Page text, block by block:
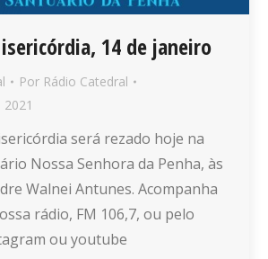
14 de janeiro
Por Rádio Catedral
será rezado hoje na
Nossa Senhora da Penha, às
Walnei Antunes. Acompanha
rádio, FM 106,7, ou pelo
ou youtube